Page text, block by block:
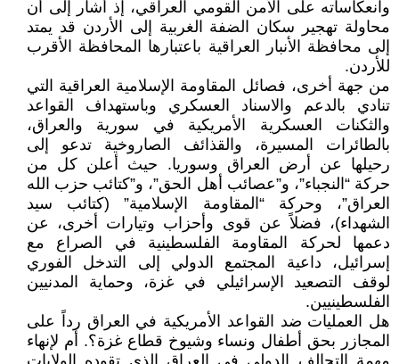
وانعكاساته على الأمن القومي العراقي، إذ أشار إلى أن
محاولة تهجير سكان الضفة الغربية إلى الأردن قد يمتد
إلى محافظة الأنبار العراقية باعتبارها المحافظة الأقرب
للأردن.
من جهة أخرى، فصائل المقاومة الإسلامية العراقية التي
تنادي بالدعم والاسناد العسكري وباستهداف القواعد
والثكنات العسكرية الأمريكية في سورية والعراق،
بالطائرات المسيرة، والقذائف الصاروخية تدعو إلى
رحيلها عن أرض العراق وسوريا. حيث أعلن كل من
حركة “النجباء”، و”عصائب أهل الحق”، و”كتائب حزب الله
العراق”، وحركة “المقاومة الإسلامية” (كتائب سيد
الشهداء)، فضلاً عن قوى وأحزاب وتيارات أخرى، عن
دعمها لحركة المقاومة الفلسطينية في الصراع مع
إسرائيل، داعية المجتمع الدولي إلى التدخل الفوري
لوقف التصعيد الإسرائيلي في غزة، وحماية المدنيين
الفلسطينيين.
هل العمليات ضد القواعد الأمريكية في العراق رداً على
المجازر بحق أطفال ونساء وشيوخ قطاع غزة؟. أم لإنهاء